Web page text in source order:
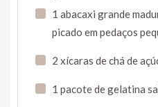
1 abacaxi grande
picado em pedaços
2 xícaras de chá de
1 pacote de gelatina